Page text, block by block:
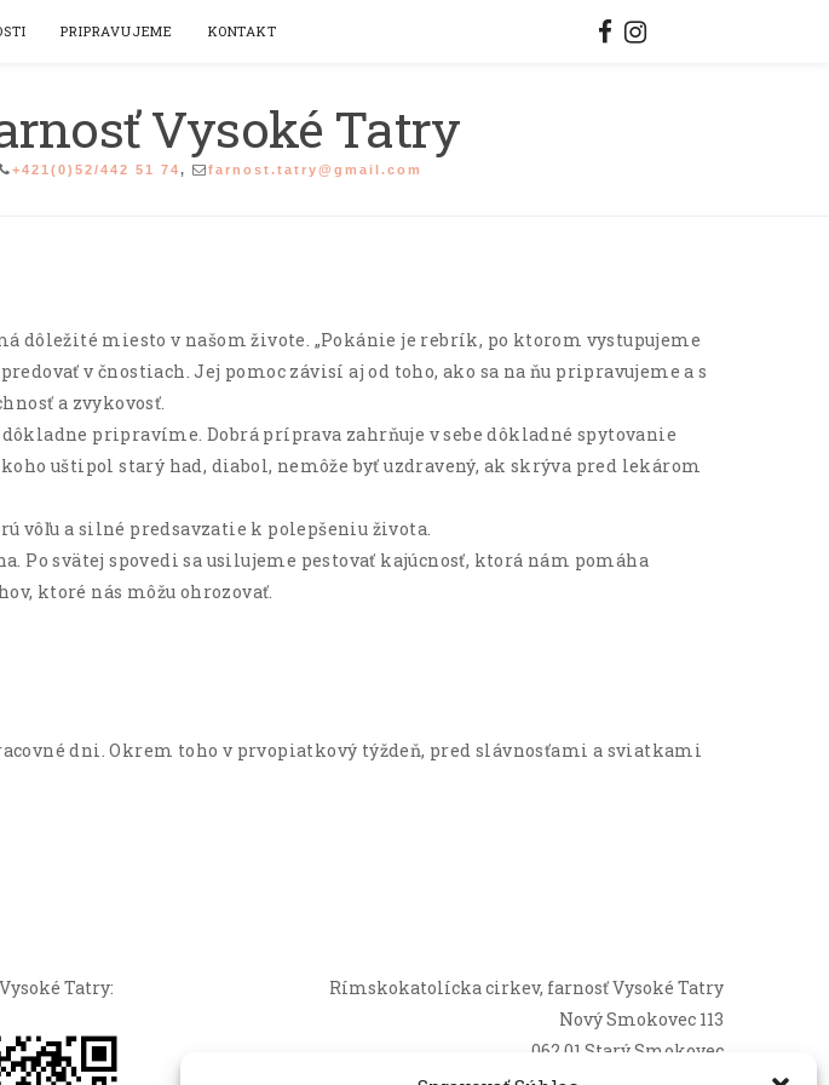
PRIPRAVUJEME KONTAKT
Vysoké Tatry
+421(0)52/442 51 74, farnost.tatry@gmail.com
dôležité miesto v našom živote. „Pokánie je rebrík, po ktorom vystupujeme
v čnostiach. Jej pomoc závisí aj od toho, ako sa na ňu pripravujeme a s
a zvykovosť.
pripravíme. Dobrá príprava zahrňuje v sebe dôkladné spytovanie
uštipol starý had, diabol, nemôže byť uzdravený, ak skrýva pred lekárom
vôľu a silné predsavzatie k polepšeniu života.
Po svätej spovedi sa usilujeme pestovať kajúcnosť, ktorá nám pomáha
ktoré nás môžu ohrozovať.
dni. Okrem toho v prvopiatkový týždeň, pred slávnosťami a sviatkami
Tatry:
Rímskokatolícka cirkev, farnosť Vysoké Tatry
Nový Smokovec 113
062 01 Starý Smokovec